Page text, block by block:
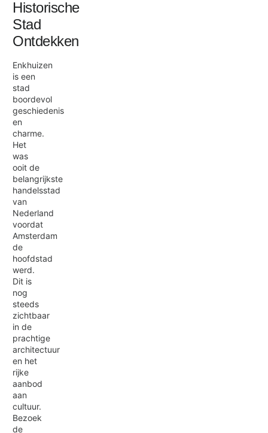
Historische
Stad
Ontdekken
Enkhuizen
is een
stad
boordevol
geschiedenis
en
charme.
Het
was
ooit de
belangrijkste
handelsstad
van
Nederland
voordat
Amsterdam
de
hoofdstad
werd.
Dit is
nog
steeds
zichtbaar
in de
prachtige
architectuur
en het
rijke
aanbod
aan
cultuur.
Bezoek
de